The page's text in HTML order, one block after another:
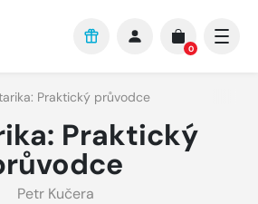
0
Praktický průvodce
Praktický
Petr Kučera